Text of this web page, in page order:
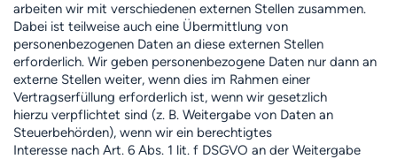
arbeiten wir mit verschiedenen externen Stellen zusammen.
Dabei ist teilweise auch eine Übermittlung von
personenbezogenen Daten an diese externen Stellen
erforderlich. Wir geben personenbezogene Daten nur dann an
externe Stellen weiter, wenn dies im Rahmen einer
Vertragserfüllung erforderlich ist, wenn wir gesetzlich
hierzu verpflichtet sind (z. B. Weitergabe von Daten an
Steuerbehörden), wenn wir ein berechtigtes
Interesse nach Art. 6 Abs. 1 lit. f DSGVO an der Weitergabe